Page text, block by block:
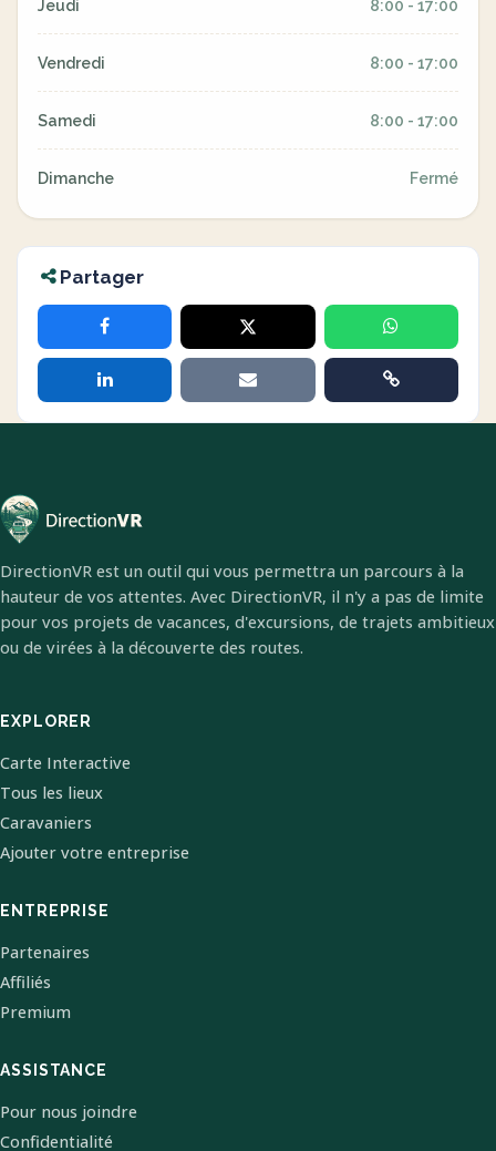
Jeudi 8:00 - 17:00
Vendredi 8:00 - 17:00
Samedi 8:00 - 17:00
Dimanche Fermé
Partager
DirectionVR est un outil qui vous permettra un parcours à la
hauteur de vos attentes. Avec DirectionVR, il n'y a pas de limite
pour vos projets de vacances, d'excursions, de trajets ambitieux
ou de virées à la découverte des routes.
EXPLORER
Carte Interactive
Tous les lieux
Caravaniers
Ajouter votre entreprise
ENTREPRISE
Partenaires
Affiliés
Premium
ASSISTANCE
Pour nous joindre
Confidentialité